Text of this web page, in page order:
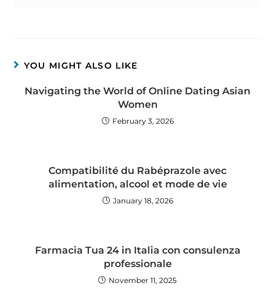
YOU MIGHT ALSO LIKE
Navigating the World of Online Dating Asian
Women
February 3, 2026
Compatibilité du Rabéprazole avec
alimentation, alcool et mode de vie
January 18, 2026
Farmacia Tua 24 in Italia con consulenza
professionale
November 11, 2025